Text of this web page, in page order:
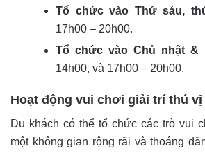
Tổ chức vào Thứ sáu,
17h00 – 20h00.
Tổ chức vào Chủ nhật &
14h00, và 17h00 – 20h00.
Hoạt động vui chơi giải trí thú vị
Du khách có thể tổ chức các trò vui
một không gian rộng rãi và thoáng